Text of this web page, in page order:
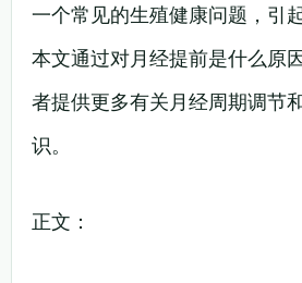
一个常见的生殖健康问题，引
本文通过对月经提前是什么原
者提供更多有关月经周期调节
识。
正文：